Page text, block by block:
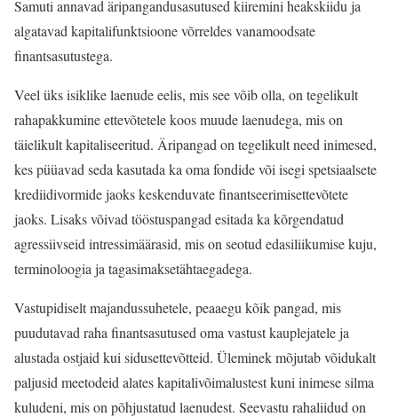
Samuti annavad äripangandusasutused kiiremini heakskiidu ja
algatavad kapitalifunktsioone võrreldes vanamoodsate
finantsasutustega.
Veel üks isiklike laenude eelis, mis see võib olla, on tegelikult
rahapakkumine ettevõtetele koos muude laenudega, mis on
täielikult kapitaliseeritud. Äripangad on tegelikult need inimesed,
kes püüavad seda kasutada ka oma fondide või isegi spetsiaalsete
krediidivormide jaoks keskenduvate finantseerimisettevõtete
jaoks. Lisaks võivad tööstuspangad esitada ka kõrgendatud
agressiivseid intressimäärasid, mis on seotud edasiliikumise kuju,
terminoloogia ja tagasimaksetähtaegadega.
Vastupidiselt majandussuhetele, peaaegu kõik pangad, mis
puudutavad raha finantsasutused oma vastust kauplejatele ja
alustada ostjaid kui sidusettevõtteid. Üleminek mõjutab võidukalt
paljusid meetodeid alates kapitalivõimalustest kuni inimese silma
kuludeni, mis on põhjustatud laenudest. Seevastu rahaliidud on